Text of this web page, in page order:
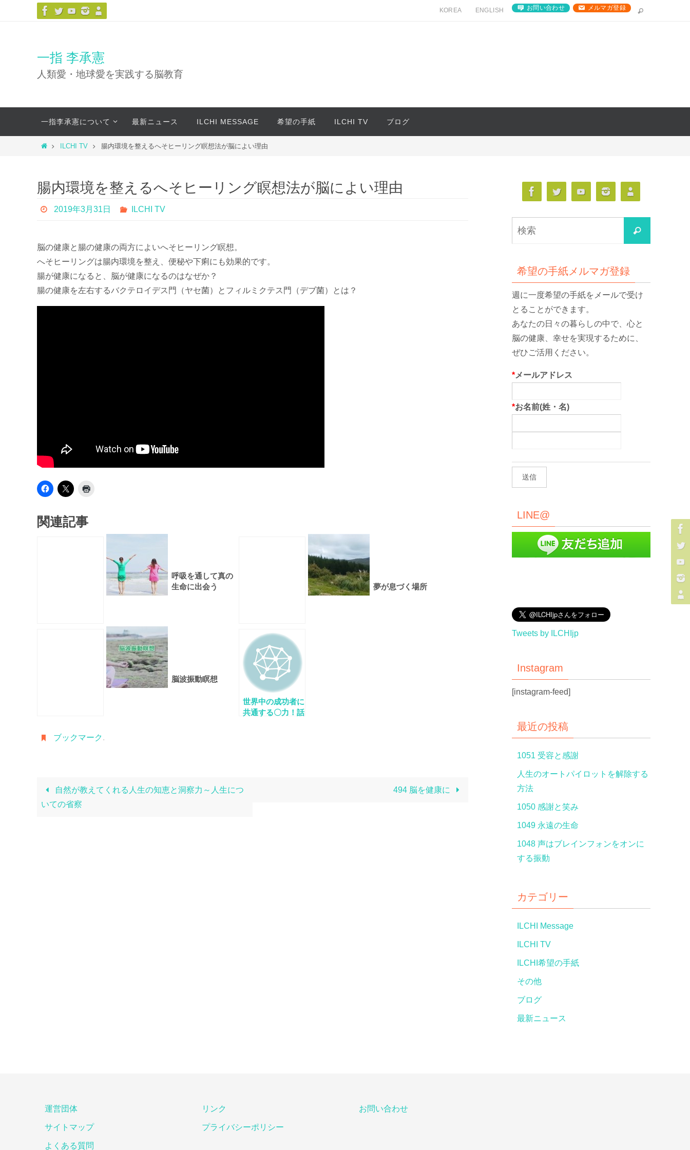
キ
プ
KOREA ENGLISH お問い合わせ メルマガ登録
一指 李承憲
人類愛・地球愛を実践する脳教育
テ
一指李承憲について 最新ニュース ILCHI MESSAGE 希望の手紙 ILCHI TV ブログ
ホ
ILCHI TV 腸内環境を整えるへそヒーリング瞑想法が脳によい理由
腸内環境を整えるへそヒーリング瞑想法が脳によい理由
2019年3月31日 ILCHI TV
脳の健康と腸の健康の両方によいへそヒーリング瞑想。
へそヒーリングは腸内環境を整え、便秘や下痢にも効果的です。
腸が健康になると、脳が健康になるのはなぜか？
腸の健康を左右するバクテロイデス門（ヤセ菌）とフィルミクテス門（デブ菌）とは？
関連記事
呼吸を通して真の
生命に出会う
夢が息づく場所
脳波振動瞑想
世界中の成功者に
共通する〇力！話
ブックマーク .
自然が教えてくれる人生の知恵と洞察力～人生につ
いての省察
494 脳を健康に
検
索
希望の手紙メルマガ登録
週に一度希望の手紙をメールで受け
とることができます。
あなたの日々の暮らしの中で、心と
脳の健康、幸せを実現するために、
ぜひご活用ください。
*メールアドレス
*お名前(姓・名)
LINE@
Tweets by ILCHIjp
Instagram
[instagram-feed]
最近の投稿
1051 受容と感謝
人生のオートパイロットを解除する
方法
1050 感謝と笑み
1049 永遠の生命
1048 声はブレインフォンをオンに
する振動
カテゴリー
ILCHI Message
ILCHI TV
ILCHI希望の手紙
その他
ブログ
最新ニュース
運営団体
サイトマップ
よくある質問
リンク
プライバシーポリシー
お問い合わせ